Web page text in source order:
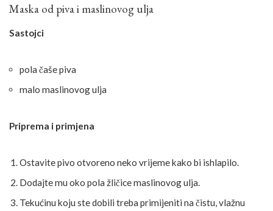
Maska od piva i maslinovog ulja
Sastojci
pola čaše piva
malo maslinovog ulja
Priprema i primjena
Ostavite pivo otvoreno neko vrijeme kako bi ishlapilo.
Dodajte mu oko pola žličice maslinovog ulja.
Tekućinu koju ste dobili treba primijeniti na čistu, vlažnu